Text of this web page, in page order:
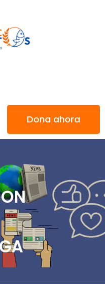
Dona ahora